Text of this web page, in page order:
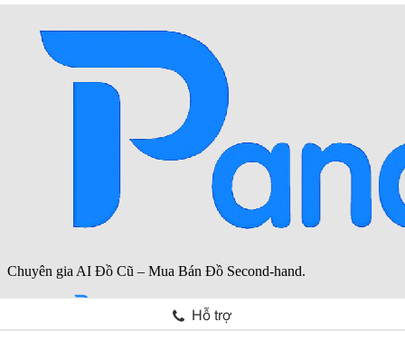
Hỗ trợ